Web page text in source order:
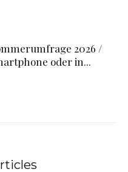
2026 /
oder in...